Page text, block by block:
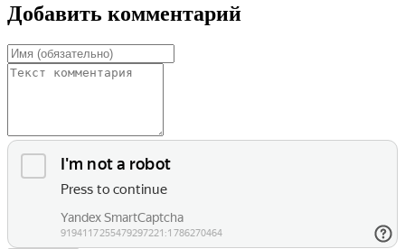
Добавить комментарий